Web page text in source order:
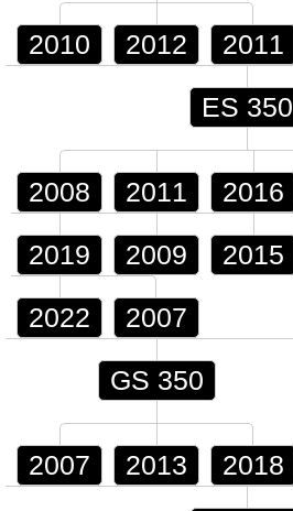
2010 2012 2011
ES 350
2008 2011 2016
2019 2009 2015
2022 2007
GS 350
2007 2013 2018